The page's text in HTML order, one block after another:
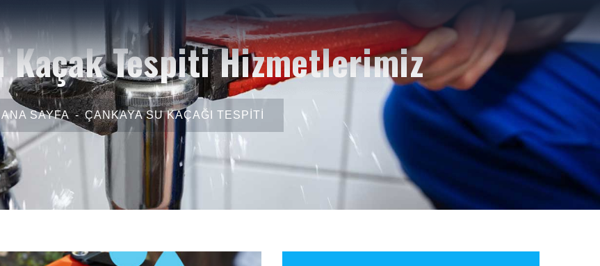
Kaçak Tespiti Hizmetlerimiz
ANA SAYFA ÇANKAYA SU KAÇAĞI TESPITI